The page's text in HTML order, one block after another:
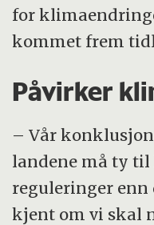
for
kommet frem
Påvirker
– Vår
landene må ty
reguleringer
kjent om vi skal